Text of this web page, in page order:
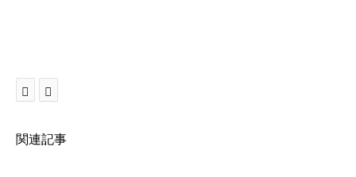
関連記事